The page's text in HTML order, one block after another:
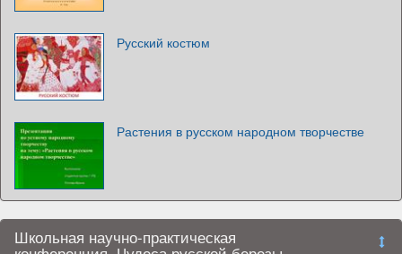
Русский костюм
Растения в русском народном творчестве
Школьная научно-практическая